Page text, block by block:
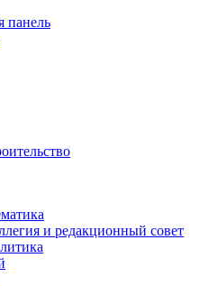
панель
и редакционный совет